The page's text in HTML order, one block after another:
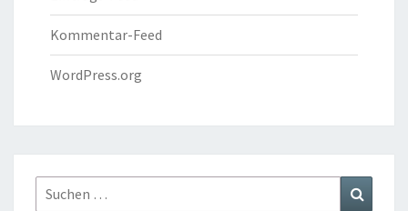
Kommentar-Feed
WordPress.org